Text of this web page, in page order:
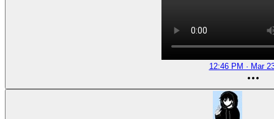
12:46 PM · Mar